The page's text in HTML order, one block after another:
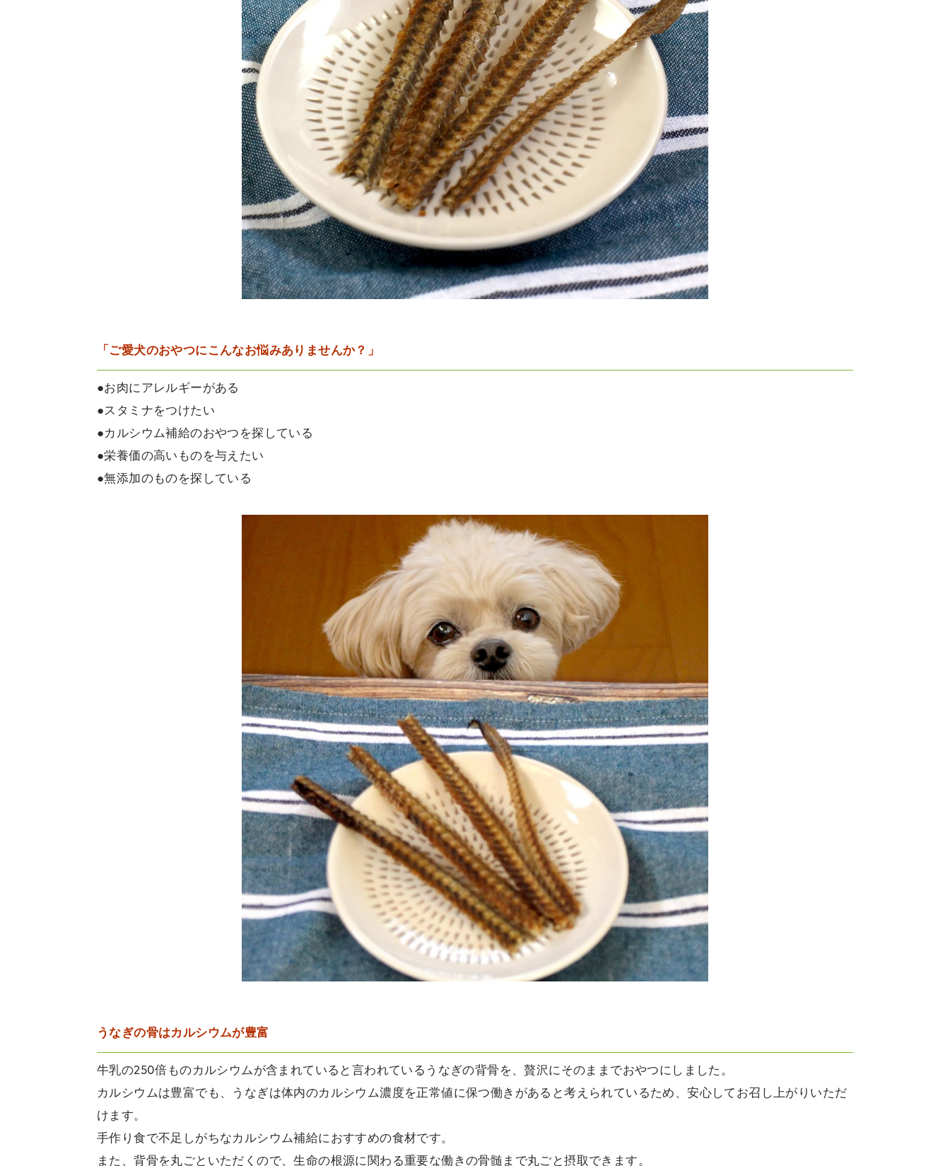
「ご愛犬のおやつにこんなお悩みありませんか？」
●お肉にアレルギーがある
●スタミナをつけたい
●カルシウム補給のおやつを探している
●栄養価の高いものを与えたい
●無添加のものを探している
うなぎの骨はカルシウムが豊富
牛乳の250倍ものカルシウムが含まれていると言われているうなぎの背骨を、贅沢にそのままでおやつにしました。
カルシウムは豊富でも、うなぎは体内のカルシウム濃度を正常値に保つ働きがあると考えられているため、安心してお召し上がりいただ
けます。
手作り食で不足しがちなカルシウム補給におすすめの食材です。
また、背骨を丸ごといただくので、生命の根源に関わる重要な働きの骨髄まで丸ごと摂取できます。